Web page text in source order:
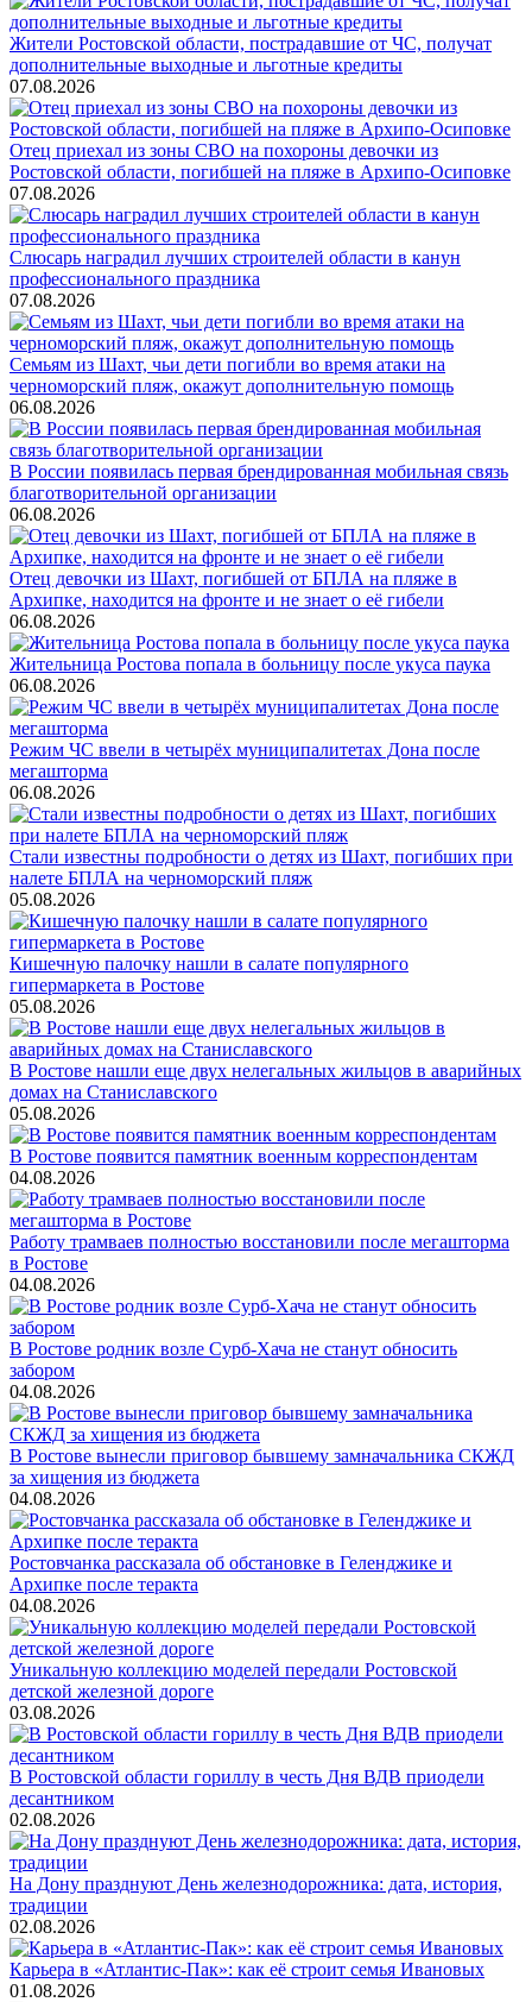
Жители Ростовской области, пострадавшие от ЧС, получат
дополнительные выходные и льготные кредиты
07.08.2026
Отец приехал из зоны СВО на похороны девочки из
Ростовской области, погибшей на пляже в Архипо-Осиповке
07.08.2026
Слюсарь наградил лучших строителей области в канун
профессионального праздника
07.08.2026
Семьям из Шахт, чьи дети погибли во время атаки на
черноморский пляж, окажут дополнительную помощь
06.08.2026
В России появилась первая брендированная мобильная связь
благотворительной организации
06.08.2026
Отец девочки из Шахт, погибшей от БПЛА на пляже в
Архипке, находится на фронте и не знает о её гибели
06.08.2026
Жительница Ростова попала в больницу после укуса паука
06.08.2026
Режим ЧС ввели в четырёх муниципалитетах Дона после
мегашторма
06.08.2026
Стали известны подробности о детях из Шахт, погибших при
налете БПЛА на черноморский пляж
05.08.2026
Кишечную палочку нашли в салате популярного
гипермаркета в Ростове
05.08.2026
В Ростове нашли еще двух нелегальных жильцов в аварийных
домах на Станиславского
05.08.2026
В Ростове появится памятник военным корреспондентам
04.08.2026
Работу трамваев полностью восстановили после мегашторма
в Ростове
04.08.2026
В Ростове родник возле Сурб-Хача не станут обносить
забором
04.08.2026
В Ростове вынесли приговор бывшему замначальника СКЖД
за хищения из бюджета
04.08.2026
Ростовчанка рассказала об обстановке в Геленджике и
Архипке после теракта
04.08.2026
Уникальную коллекцию моделей передали Ростовской
детской железной дороге
03.08.2026
В Ростовской области гориллу в честь Дня ВДВ приодели
десантником
02.08.2026
На Дону празднуют День железнодорожника: дата, история,
традиции
02.08.2026
Карьера в «Атлантис-Пак»: как её строит семья Ивановых
01.08.2026